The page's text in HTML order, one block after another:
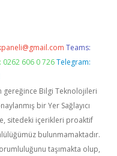
Teams:
606 0 726 Telegram:
gereğince Bilgi Teknolojileri
bir Yer Sağlayıcı
sitedeki içerikleri proaktif
bulunmamaktadır.
taşımakta olup,